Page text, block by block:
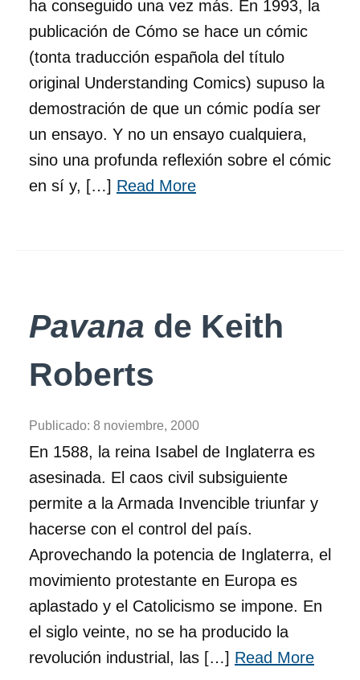
ha conseguido una vez más. En 1993, la
publicación de Cómo se hace un cómic
(tonta traducción española del título
original Understanding Comics) supuso la
demostración de que un cómic podía ser
un ensayo. Y no un ensayo cualquiera,
sino una profunda reflexión sobre el cómic
en sí y, […] Read More
Pavana de Keith
Roberts
Publicado: 8 noviembre, 2000
En 1588, la reina Isabel de Inglaterra es
asesinada. El caos civil subsiguiente
permite a la Armada Invencible triunfar y
hacerse con el control del país.
Aprovechando la potencia de Inglaterra, el
movimiento protestante en Europa es
aplastado y el Catolicismo se impone. En
el siglo veinte, no se ha producido la
revolución industrial, las […] Read More